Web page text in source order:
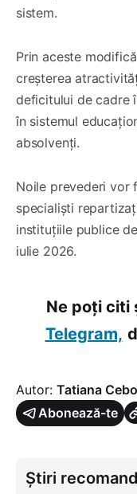
sistem.
Prin aceste
creșterea
deficitului de cadre
în sistemul
absolvenți.
Noile prevederi vor
specialiști
instituțiile publice
iulie 2026.
Ne poți citi
Telegram,
Autor: Tatiana
Abonează-te
Știri